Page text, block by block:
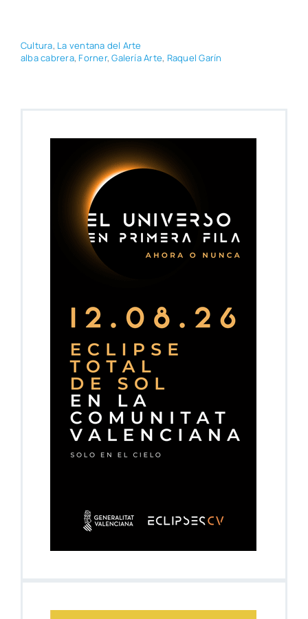
Cul­tu­ra, La ven­ta­na del Arte
alba cabre­ra, For­ner,Gale­ría Arte, Raquel Garín